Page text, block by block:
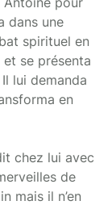
dans une
spirituel en
et se présenta
lui demanda
en
chez lui avec
de
mais il n’en